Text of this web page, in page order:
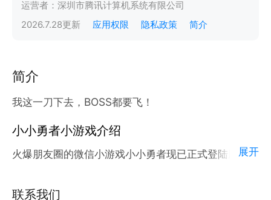
运营者： 深圳市腾讯计算机系统有限公司
2026.7.28更新 应用权限 隐私政策 简介
简介
我这一刀下去，BOSS都要飞！
小小勇者小游戏介绍
火爆朋友圈的微信小游戏小小勇者现已正式登陆腾讯应
应用宝为腾讯官方游戏平台，收录海量正版授权的高热
展开
联系我们